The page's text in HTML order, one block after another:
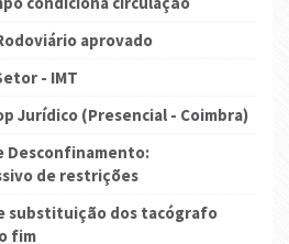
aprovado
- IMT
Jurídico (Presencial - Coimbra)
Desconfinamento:
de restrições
substituição dos tacógrafo
fim